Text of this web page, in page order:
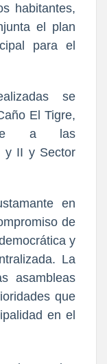
habitantes,
el plan
para el
se
El Tigre,
a las
y II y Sector
en
de
y
La
asambleas
que
en el